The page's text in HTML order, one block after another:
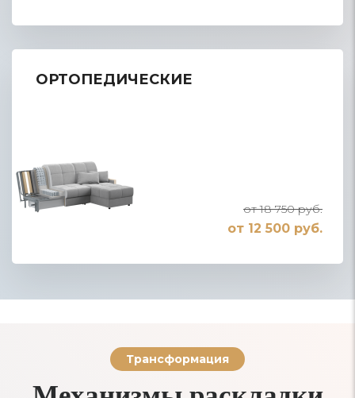
ОРТОПЕДИЧЕСКИЕ
от 18 750 руб.
от 12 500 руб.
Трансформация